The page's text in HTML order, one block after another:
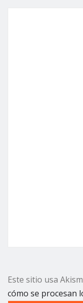
Este sitio usa
cómo se procesan